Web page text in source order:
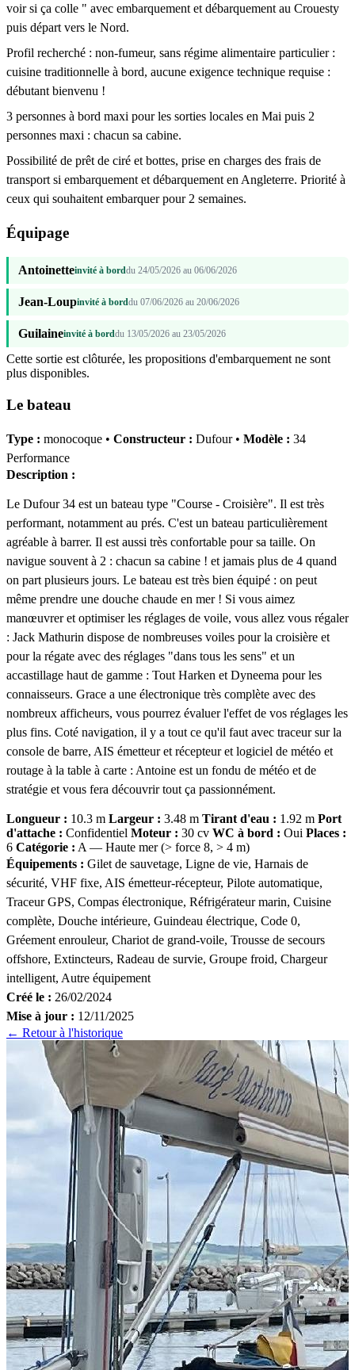
voir si ça colle " avec embarquement et débarquement au Crouesty
puis départ vers le Nord.
Profil recherché : non-fumeur, sans régime alimentaire particulier :
cuisine traditionnelle à bord, aucune exigence technique requise :
débutant bienvenu !
3 personnes à bord maxi pour les sorties locales en Mai puis 2
personnes maxi : chacun sa cabine.
Possibilité de prêt de ciré et bottes, prise en charges des frais de
transport si embarquement et débarquement en Angleterre. Priorité à
ceux qui souhaitent embarquer pour 2 semaines.
Équipage
Antoinetteinvité à borddu 24/05/2026 au 06/06/2026
Jean-Loupinvité à borddu 07/06/2026 au 20/06/2026
Guilaineinvité à borddu 13/05/2026 au 23/05/2026
Cette sortie est clôturée, les propositions d'embarquement ne sont
plus disponibles.
Le bateau
Type : monocoque • Constructeur : Dufour • Modèle : 34
Performance
Description :
Le Dufour 34 est un bateau type "Course - Croisière". Il est très
performant, notamment au prés. C'est un bateau particulièrement
agréable à barrer. Il est aussi très confortable pour sa taille. On
navigue souvent à 2 : chacun sa cabine ! et jamais plus de 4 quand
on part plusieurs jours. Le bateau est très bien équipé : on peut
même prendre une douche chaude en mer ! Si vous aimez
manœuvrer et optimiser les réglages de voile, vous allez vous régaler
: Jack Mathurin dispose de nombreuses voiles pour la croisière et
pour la régate avec des réglages "dans tous les sens" et un
accastillage haut de gamme : Tout Harken et Dyneema pour les
connaisseurs. Grace a une électronique très complète avec des
nombreux afficheurs, vous pourrez évaluer l'effet de vos réglages les
plus fins. Coté navigation, il y a tout ce qu'il faut avec traceur sur la
console de barre, AIS émetteur et récepteur et logiciel de météo et
routage à la table à carte : Antoine est un fondu de météo et de
stratégie et vous fera découvrir tout ça passionnément.
Longueur : 10.3 m Largeur : 3.48 m Tirant d'eau : 1.92 m Port
d'attache : Confidentiel Moteur : 30 cv WC à bord : Oui Places :
6 Catégorie : A — Haute mer (> force 8, > 4 m)
Équipements : Gilet de sauvetage, Ligne de vie, Harnais de
sécurité, VHF fixe, AIS émetteur-récepteur, Pilote automatique,
Traceur GPS, Compas électronique, Réfrigérateur marin, Cuisine
complète, Douche intérieure, Guindeau électrique, Code 0,
Gréement enrouleur, Chariot de grand-voile, Trousse de secours
offshore, Extincteurs, Radeau de survie, Groupe froid, Chargeur
intelligent, Autre équipement
Créé le : 26/02/2024
Mise à jour : 12/11/2025
← Retour à l'historique